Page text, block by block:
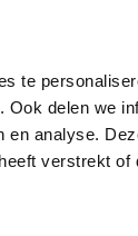
te
delen we
analyse.
verstrekt